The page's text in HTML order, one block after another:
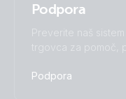
Podpora
Preverite naš
trgovca za pomoč,
Podpora